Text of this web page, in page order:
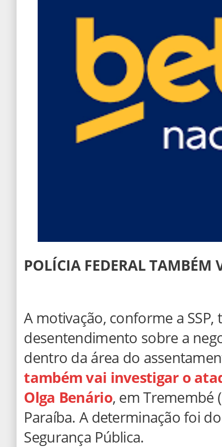
POLÍCIA FEDERAL TAMBÉM
A motivação, conforme a
desentendimento sobre a
dentro da área do
também vai investigar o
Olga Benário, em Tremembé
Paraíba. A determinação foi
Segurança Pública.